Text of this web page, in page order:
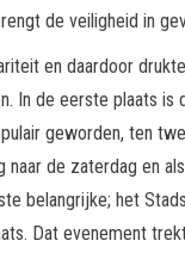
de veiligheid in
en daardoor
In de eerste plaats is
geworden, ten
naar de zaterdag en
belangrijke; het
Dat evenement